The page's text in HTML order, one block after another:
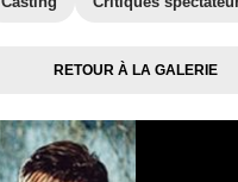
RETOUR À LA GALERIE